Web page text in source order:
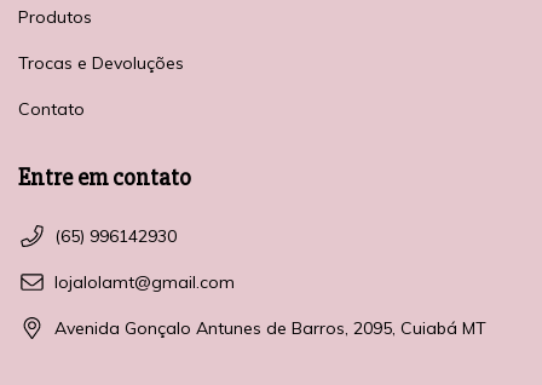
Produtos
Trocas e Devoluções
Contato
Entre em contato
(65) 996142930
lojalolamt@gmail.com
Avenida Gonçalo Antunes de Barros, 2095, Cuiabá MT